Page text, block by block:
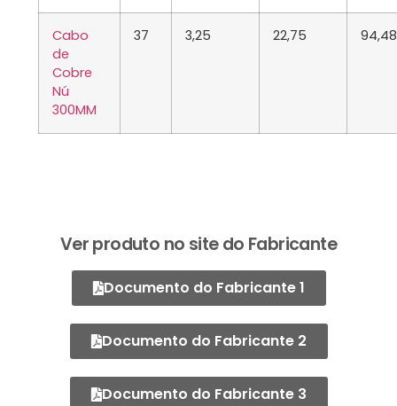
Cabo
de
Cobre
Nú
300MM
37 3,25 22,75 94,48
Ver produto no site do Fabricante
Documento do Fabricante 1
Documento do Fabricante 2
Documento do Fabricante 3